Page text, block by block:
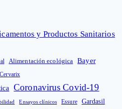
y Productos Sanitarios
Alimentación ecológica Bayer
Cervarix
Coronavirus Covid-19
Ensayos clínicos Essure Gardasil